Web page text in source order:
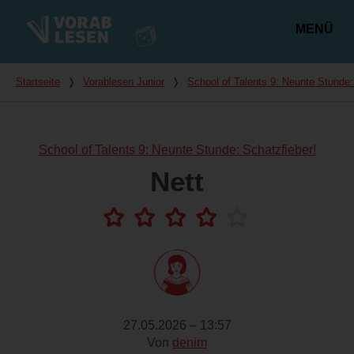
MENÜ
Du bist hier
Startseite ❭ Vorablesen Junior ❭ School of Talents 9: Neunte
School of Talents 9: Neunte Stunde: Schatzfieber!
Nett
27.05.2026 – 13:57
Von denim